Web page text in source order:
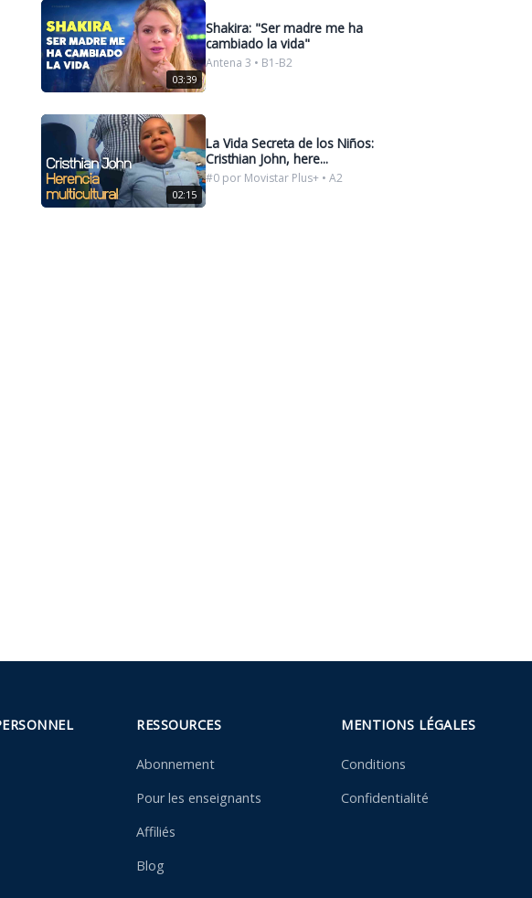
03:39
Shakira: "Ser madre me ha
cambiado la vida"
Antena 3 • B1-B2
02:15
La Vida Secreta de los Niños:
Cristhian John, here...
#0 por Movistar Plus+ • A2
RESSOURCES
Abonnement
Pour les enseignants
Affiliés
Blog
MENTIONS LÉGALES
Conditions
Confidentialité